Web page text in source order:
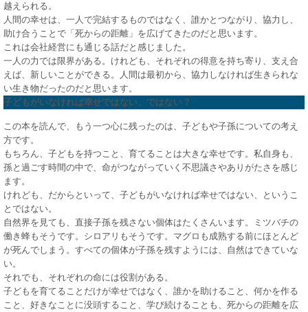
越えられる。
人間の幸せは、一人で完結するものではなく、誰かとつながり、協力し、
助け合うことで「死からの距離」を広げてきたのだと思います。
これは会社経営にも通じる話だと感じました。
一人の力では限界がある。けれども、それぞれの得意を持ち寄り、支え合
えば、新しいことができる。人間は最初から、協力しなければ生きられな
い生き物だったのだと思います。
子どもがいなければ幸せではない、ではない？
この本を読んで、もう一つ心に残ったのは、子どもや子孫についての考え
方です。
もちろん、子どもを持つこと、育てることは大きな幸せです。私自身も、
孫と過ごす時間の中で、命がつながっていく不思議さやありがたさを感じ
ます。
けれども、だからといって、子どもがいなければ幸せではない、というこ
とではない。
自然界を見ても、直接子孫を残さない個体はたくさんいます。ミツバチの
働き蜂もそうです。シロアリもそうです。マグロも成熟する前にほとんど
が死んでしまう。すべての個体が子孫を残すようには、自然はできていな
い。
それでも、それぞれの命には役割がある。
子どもを育てることだけが幸せではなく、誰かを助けること、何かを作る
こと、好きなことに没頭すること、学び続けることも、死からの距離を広